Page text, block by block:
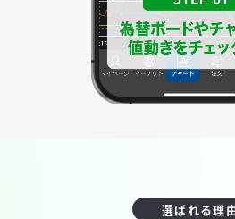
選ばれる理